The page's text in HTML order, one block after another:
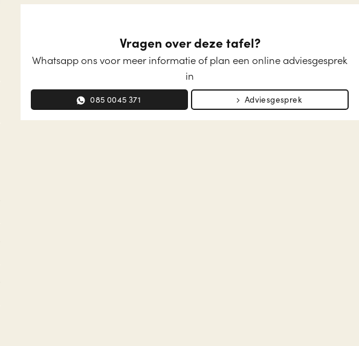
Vragen over deze tafel?
Whatsapp ons voor meer informatie of plan een online adviesgesprek
in
085 0045 371 Adviesgesprek